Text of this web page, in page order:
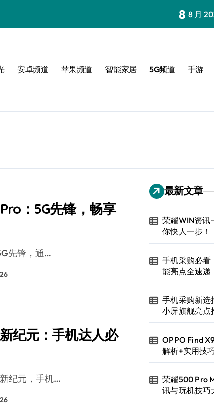
8 8 月
安卓频道 苹果频道 智能家居 5G频道 手游
：5G先锋，畅享
先锋，通…
纪元：手机达人必
纪元，手机…
最新文章
荣耀WIN资讯
你快人一步！
手机采购必看
能亮点全速递
手机采购新选
小屏旗舰亮点
OPPO Find
解析+实用技
荣耀500 Pro
讯与玩机技巧